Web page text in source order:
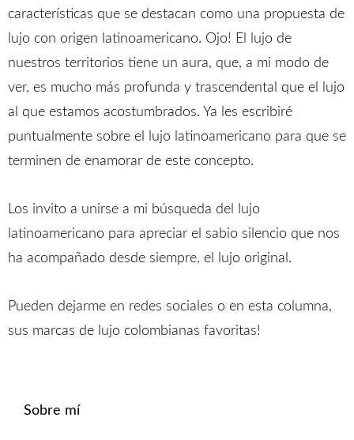
características que se destacan como una propuesta de
lujo con origen latinoamericano. Ojo! El lujo de
nuestros territorios tiene un aura, que, a mi modo de
ver, es mucho más profunda y trascendental que el lujo
al que estamos acostumbrados. Ya les escribiré
puntualmente sobre el lujo latinoamericano para que se
terminen de enamorar de este concepto.
Los invito a unirse a mi búsqueda del lujo
latinoamericano para apreciar el sabio silencio que nos
ha acompañado desde siempre, el lujo original.
Pueden dejarme en redes sociales o en esta columna,
sus marcas de lujo colombianas favoritas!
Sobre mí